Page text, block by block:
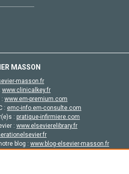
MASSON
masson.fr
www.clinicalkey.fr
www.em-premium.com
: emc-info.em-consulte.com
: pratique-infirmiere.com
: www.elsevierelibrary.fr
blog : www.blog-elsevier-masson.fr